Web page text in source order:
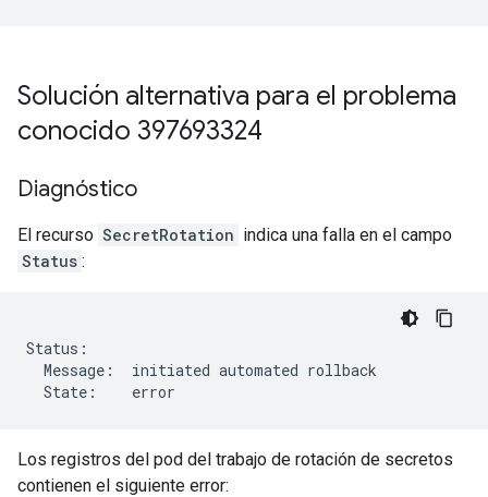
Solución alternativa para el problema
conocido 397693324
Diagnóstico
El recurso SecretRotation indica una falla en el campo
Status :
Status:
  Message:  initiated automated rollback
  State:    error
Los registros del pod del trabajo de rotación de secretos
contienen el siguiente error: